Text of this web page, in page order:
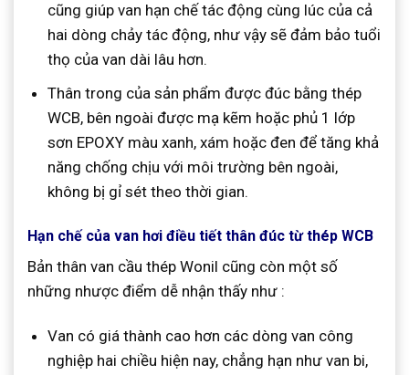
cũng giúp van hạn chế tác động cùng lúc của cả
hai dòng chảy tác động, như vậy sẽ đảm bảo tuổi
thọ của van dài lâu hơn.
Thân trong của sản phẩm được đúc bằng thép
WCB, bên ngoài được mạ kẽm hoặc phủ 1 lớp
sơn EPOXY màu xanh, xám hoặc đen để tăng khả
năng chống chịu với môi trường bên ngoài,
không bị gỉ sét theo thời gian.
Hạn chế của van hơi điều tiết thân đúc từ thép WCB
Bản thân van cầu thép Wonil cũng còn một số
những nhược điểm dễ nhận thấy như :
Van có giá thành cao hơn các dòng van công
nghiệp hai chiều hiện nay, chẳng hạn như van bi,